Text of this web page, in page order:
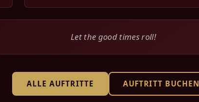
Let the good times roll!
ALLE AUFTRITTE AUFTRITT BUCHEN